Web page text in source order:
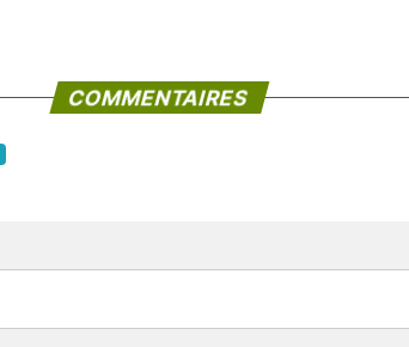
COMMENTAIRES